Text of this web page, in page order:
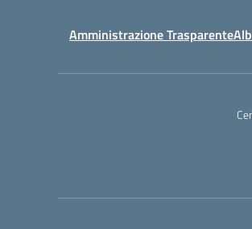
Amministrazione Trasparente